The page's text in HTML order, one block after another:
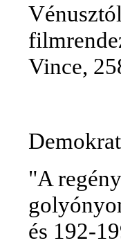
Vince,
"A
és 192-